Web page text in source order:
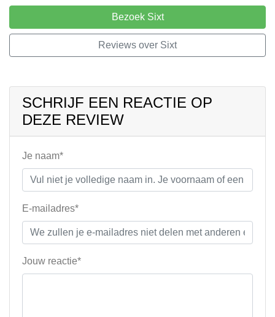
Bezoek Sixt
Reviews over Sixt
SCHRIJF EEN REACTIE OP
DEZE REVIEW
Je naam*
E-mailadres*
Jouw reactie*